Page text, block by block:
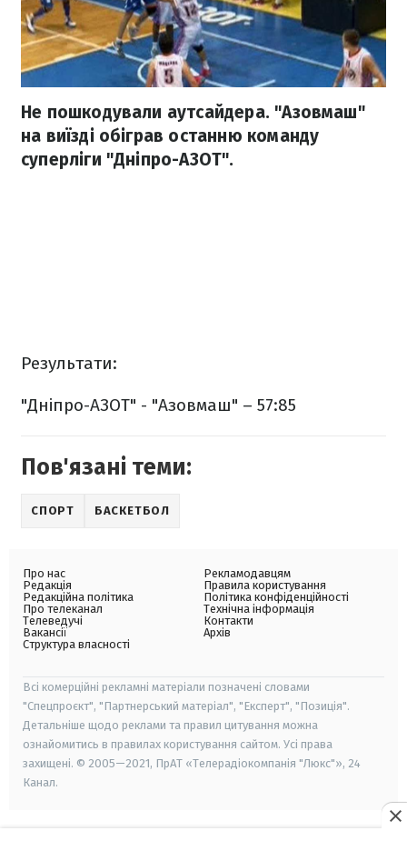
Не пошкодували аутсайдера. "Азовмаш"
на виїзді обіграв останню команду
суперліги "Дніпро-АЗОТ".
Результати:
"Дніпро-АЗОТ" - "Азовмаш" – 57:85
Пов'язані теми:
СПОРТ БАСКЕТБОЛ
Про нас
Редакція
Редакційна політика
Про телеканал
Телеведучі
Вакансії
Структура власності
Рекламодавцям
Правила користування
Політика конфіденційності
Технічна інформація
Контакти
Архів
Всі комерційні рекламні матеріали позначені словами
"Спецпроєкт", "Партнерський матеріал", "Експерт", "Позиція".
Детальніше щодо реклами та правил цитування можна
ознайомитись в правилах користування сайтом. Усі права
захищені. © 2005—2021, ПрАТ «Телерадіокомпанія "Люкс"», 24
Канал.